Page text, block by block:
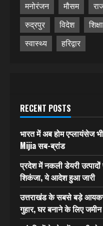
मनोरंजन
मौसम
रुद्रपुर
विदेश शिक्षा
स्वास्थ्य
हरिद्वार
RECENT POSTS
भारत में अब होम एप्लायंसेज
Mijia सब-ब्रांड
प्रदेश में नकली डेयरी
शिकंजा, ये आदेश हुआ जारी
उत्तराखंड के सबसे बड़े
गुहार, घर बनाने के लिए